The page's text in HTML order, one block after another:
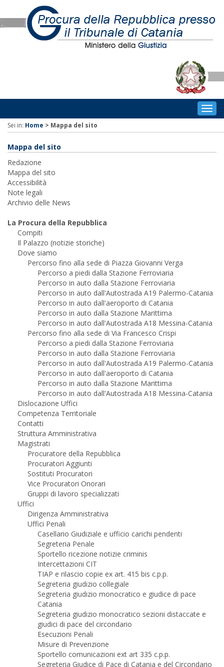
Sei in: Home > Mappa del sito
Mappa del sito
Redazione
Mappa del sito
Accessibilità
Note legali
Archivio delle News
La Procura della Repubblica
Compiti
Il Palazzo (notizie storiche)
Dove siamo
Percorso fino alla sede di Piazza Giovanni Verga
Percorso a piedi dalla Stazione Ferroviaria
Percorso in auto dalla Stazione Ferroviaria
Percorso in auto dall'Autostrada A19 Palermo-Catania
Percorso in auto dall'aeroporto di Catania
Percorso in auto dalla Stazione Marittima
Percorso in auto dall'Autostrada A18 Messina-Catania
Percorso fino alla sede di Via Francesco Crispi
Percorso a piedi dalla Stazione Ferroviaria
Percorso in auto dalla Stazione Ferroviaria
Percorso in auto dall'Autostrada A19 Palermo-Catania
Percorso in auto dall'aeroporto di Catania
Percorso in auto dalla Stazione Marittima
Percorso in auto dall'Autostrada A18 Messina-Catania
Dislocazione Uffici
Competenza Territoriale
Contatti
Struttura Amministrativa
Magistrati
Procuratore della Repubblica
Procuratori Aggiunti
Sostituti Procuratori
Vice Procuratori Onorari
Gruppi di lavoro specializzati
Uffici
Dirigenza Amministrativa
Uffici Penali
Casellario Giudiziale e ufficio carichi pendenti
Segreteria Penale
Sportello ricezione notizie criminis
Intercettazioni CIT
TIAP e rilascio copie ex art. 415 bis c.p.p.
Segreteria giudizio collegiale
Segreteria giudizio monocratico e giudice di pace
Catania
Segreteria giudizio monocratico sezioni distaccate e
giudici di pace del circondario
Esecuzioni Penali
Misure di Prevenzione
Sportello comunicazioni ext art 335 c.p.p.
Segreteria Giudice di Pace di Catania e del Circondario